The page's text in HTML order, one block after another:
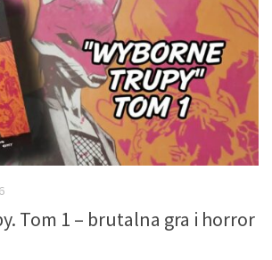
Tom 1 – brutalna gra i horror